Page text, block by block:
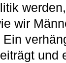
wir
und